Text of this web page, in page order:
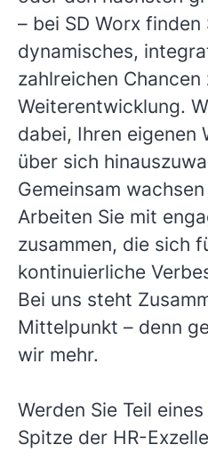
– bei SD Worx finden
dynamisches,
zahlreichen Chancen
Weiterentwicklung.
dabei, Ihren eigenen
über sich
Gemeinsam wachsen
Arbeiten Sie mit
zusammen, die sich
kontinuierliche
Bei uns steht
Mittelpunkt – denn
wir mehr.
Werden Sie Teil
Spitze der HR-